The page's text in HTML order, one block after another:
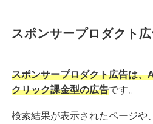
スポンサープロダクト
スポンサープロダクト広告は
クリック課金型の広告です。
検索結果が表示されたページや